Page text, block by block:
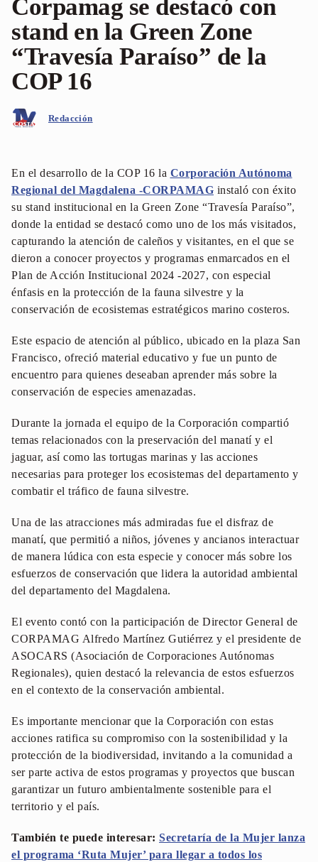
Corpamag se destacó con
stand en la Green Zone
“Travesía Paraíso” de la
COP 16
Redacción
En el desarrollo de la COP 16 la Corporación Autónoma
Regional del Magdalena -CORPAMAG instaló con éxito
su stand institucional en la Green Zone “Travesía Paraíso”,
donde la entidad se destacó como uno de los más visitados,
capturando la atención de caleños y visitantes, en el que se
dieron a conocer proyectos y programas enmarcados en el
Plan de Acción Institucional 2024 -2027, con especial
énfasis en la protección de la fauna silvestre y la
conservación de ecosistemas estratégicos marino costeros.
Este espacio de atención al público, ubicado en la plaza San
Francisco, ofreció material educativo y fue un punto de
encuentro para quienes deseaban aprender más sobre la
conservación de especies amenazadas.
Durante la jornada el equipo de la Corporación compartió
temas relacionados con la preservación del manatí y el
jaguar, así como las tortugas marinas y las acciones
necesarias para proteger los ecosistemas del departamento y
combatir el tráfico de fauna silvestre.
Una de las atracciones más admiradas fue el disfraz de
manatí, que permitió a niños, jóvenes y ancianos interactuar
de manera lúdica con esta especie y conocer más sobre los
esfuerzos de conservación que lidera la autoridad ambiental
del departamento del Magdalena.
El evento contó con la participación de Director General de
CORPAMAG Alfredo Martínez Gutiérrez y el presidente de
ASOCARS (Asociación de Corporaciones Autónomas
Regionales), quien destacó la relevancia de estos esfuerzos
en el contexto de la conservación ambiental.
Es importante mencionar que la Corporación con estas
acciones ratifica su compromiso con la sostenibilidad y la
protección de la biodiversidad, invitando a la comunidad a
ser parte activa de estos programas y proyectos que buscan
garantizar un futuro ambientalmente sostenible para el
territorio y el país.
También te puede interesar: Secretaría de la Mujer lanza
el programa ‘Ruta Mujer’ para llegar a todos los